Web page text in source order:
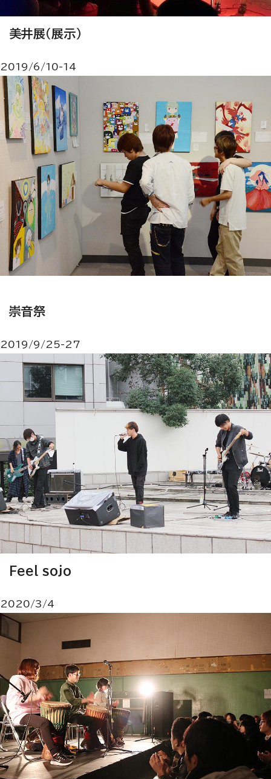
美井展（展示）
2019/6/10-14
崇音祭
2019/9/25-27
Feel sojo
2020/3/4